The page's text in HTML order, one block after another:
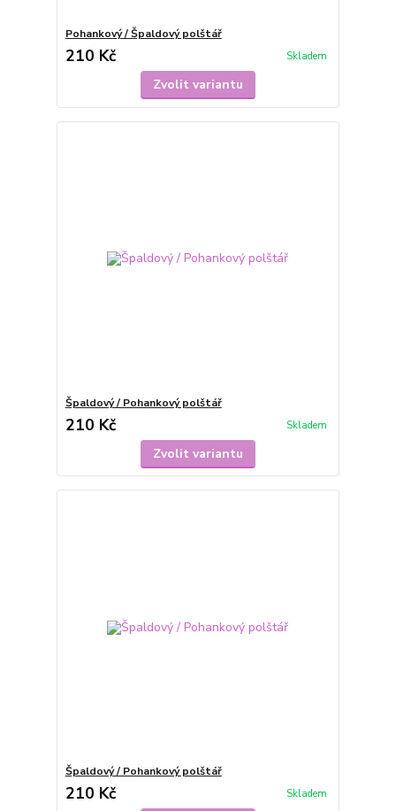
Pohankový / Špaldový polštář
210 Kč Skladem
Zvolit variantu
Špaldový / Pohankový polštář
210 Kč Skladem
Zvolit variantu
Špaldový / Pohankový polštář
210 Kč Skladem